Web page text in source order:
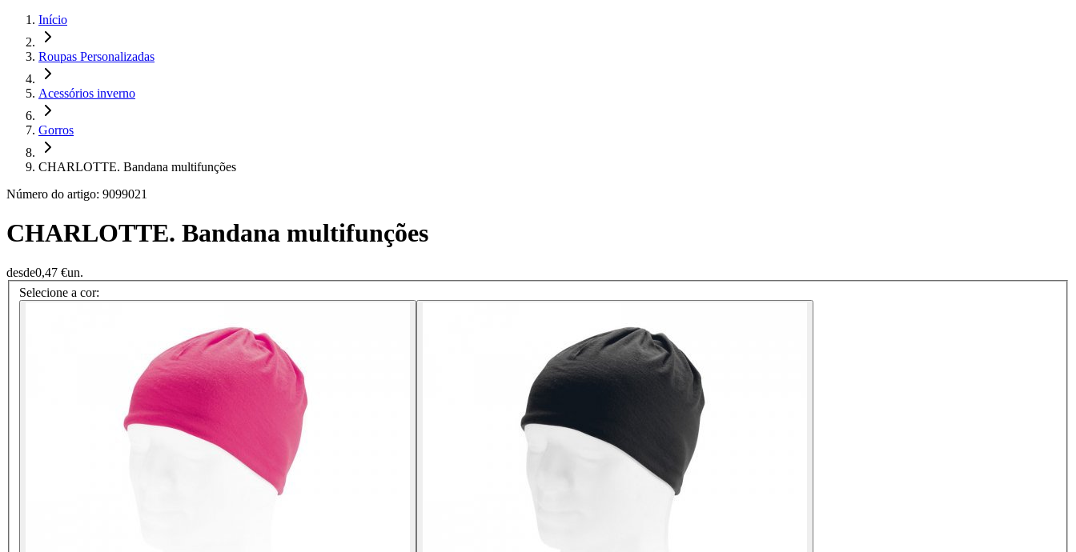
Início
Roupas Personalizadas
Acessórios inverno
Gorros
CHARLOTTE. Bandana multifunções
Número do artigo: 9099021
CHARLOTTE. Bandana multifunções
desde0,47 €un.
Selecione a cor: